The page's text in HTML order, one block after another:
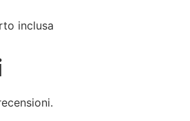
inclusa